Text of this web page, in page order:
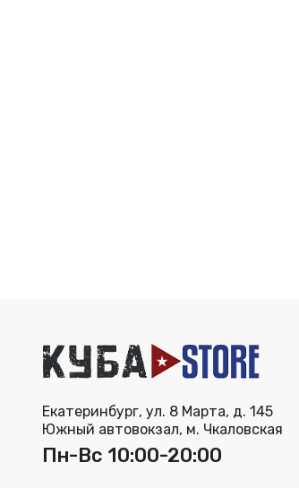
Екатеринбург, ул. 8 Марта, д. 145
Южный автовокзал, м. Чкаловская
Пн-Вс 10:00-20:00